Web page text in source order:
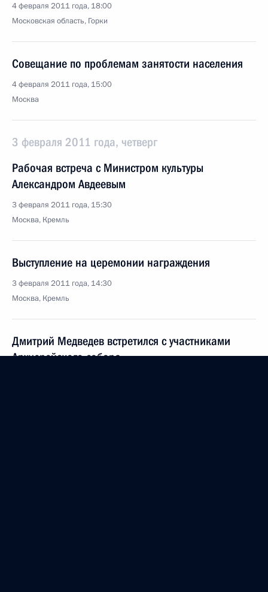
4 февраля 2011 года, 18:00
Московская область, Горки
Совещание по проблемам занятости населения
4 февраля 2011 года, 15:00
Москва
3 февраля 2011 года, четверг
Рабочая встреча с Министром культуры
Александром Авдеевым
3 февраля 2011 года, 15:30
Москва, Кремль
Выступление на церемонии награждения
3 февраля 2011 года, 14:30
Москва, Кремль
Дмитрий Медведев встретился с участниками
Архиерейского собора